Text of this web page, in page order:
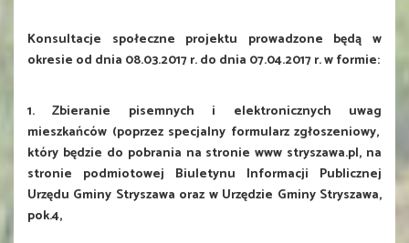
Konsultacje społeczne projektu prowadzone będą w
okresie od dnia 08.03.2017 r. do dnia 07.04.2017 r. w formie:
1. Zbieranie pisemnych i elektronicznych uwag
mieszkańców (poprzez specjalny formularz zgłoszeniowy,
który będzie do pobrania na stronie www stryszawa.pl, na
stronie podmiotowej Biuletynu Informacji Publicznej
Urzędu Gminy Stryszawa oraz w Urzędzie Gminy Stryszawa,
pok.4,